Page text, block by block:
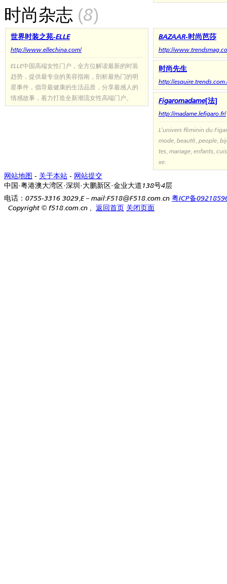
时尚杂志 (8)
世界时装之苑-ELLE
http://www.ellechina.com/
ELLE中国高端女性门户，全方位解读最新的时装
趋势，提供最专业的美容指南，剖析最热门的明
星事件，倡导最健康的生活品质，分享最感人的
情感故事，着力打造全新潮流女性高端门户。
BAZAAR-时尚芭莎
http://
时尚先生
http://
Figaromadame[法]
http://madame.lefigaro.fr/
L'univers féminin du
mode, beauté, people,
tes, mariage, enfants,
xe.
网站地图 - 关于本站 - 网站提交
中国·粤港澳大湾区·深圳·大鹏新区·金业大道138号4层
电话：0755-3316 3029,E－mail:F518@F518.com.cn 粤ICP备
Copyright © f518.com.cn , 返回首页 关闭页面